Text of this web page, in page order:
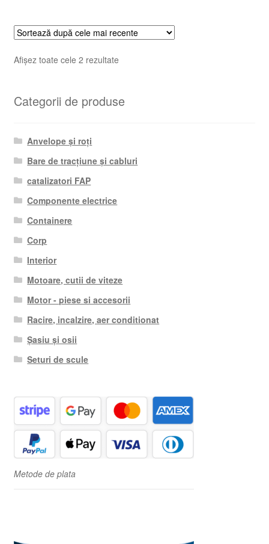
Afișez toate cele 2 rezultateSortat
mai
Categorii de produse
Anvelope și roți
Bare de tracțiune și cabluri
catalizatori FAP
Componente electrice
Containere
Corp
Interior
Motoare, cutii de viteze
Motor - piese si accesorii
Racire, incalzire, aer conditionat
Șasiu și osii
Seturi de scule
Metode de plata